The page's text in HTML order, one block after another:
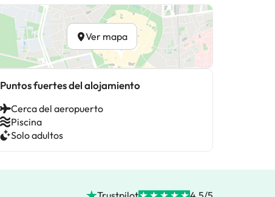
Ver mapa
Puntos fuertes del alojamiento
Cerca del aeropuerto
Piscina
Solo adultos